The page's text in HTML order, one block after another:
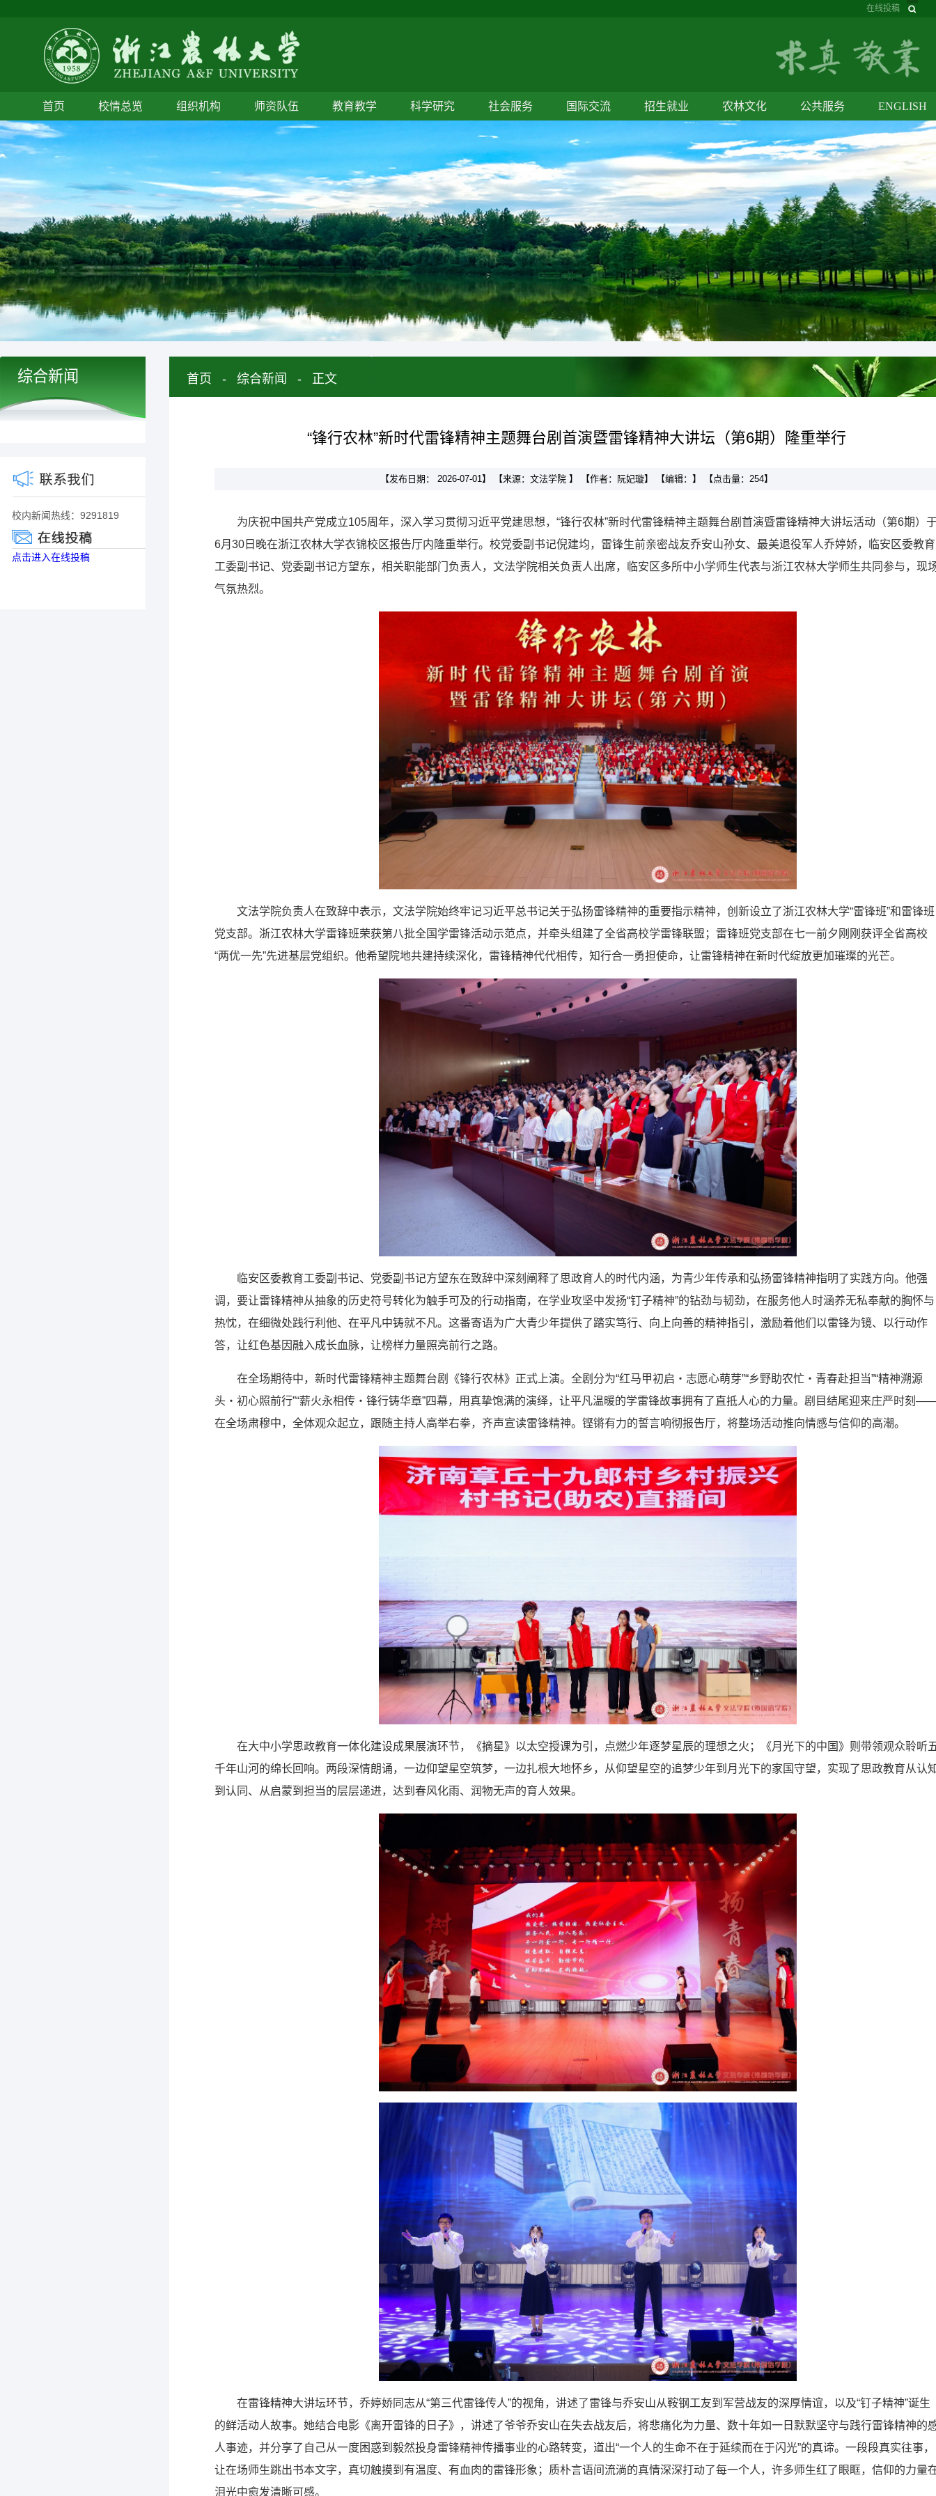
在线投稿
首页 校情总览 组织机构 师资队伍 教育教学 科学研究 社会服务 国际交流 招生就业 农林文化 公共服务 ENGLISH
综合新闻
校内新闻热线：9291819
点击进入在线投稿
首页 - 综合新闻 - 正文
“锋行农林”新时代雷锋精神主题舞台剧首演暨雷锋精神大讲坛（第6期）隆重举行
【发布日期： 2026-07-01】 【来源：文法学院 】 【作者：阮妃璇】 【编辑：】 【点击量： 254】
为庆祝中国共产党成立105周年，深入学习贯彻习近平党建思想，“锋行农林”新时代雷锋精神主题舞台剧首演暨雷锋精神大讲坛活动（第6期）
6月30日晚在浙江农林大学衣锦校区报告厅内隆重举行。校党委副书记倪建均，雷锋生前亲密战友乔安山孙女、最美退役军人乔婷娇，临安区委教育
工委副书记、党委副书记方望东，相关职能部门负责人，文法学院相关负责人出席，临安区多所中小学师生代表与浙江农林大学师生共同参与，现
气氛热烈。
文法学院负责人在致辞中表示，文法学院始终牢记习近平总书记关于弘扬雷锋精神的重要指示精神，创新设立了浙江农林大学“雷锋班”和雷锋班
党支部。浙江农林大学雷锋班荣获第八批全国学雷锋活动示范点，并牵头组建了全省高校学雷锋联盟；雷锋班党支部在七一前夕刚刚获评全省高校
“两优一先”先进基层党组织。他希望院地共建持续深化，雷锋精神代代相传，知行合一勇担使命，让雷锋精神在新时代绽放更加璀璨的光芒。
临安区委教育工委副书记、党委副书记方望东在致辞中深刻阐释了思政育人的时代内涵，为青少年传承和弘扬雷锋精神指明了实践方向。他强
调，要让雷锋精神从抽象的历史符号转化为触手可及的行动指南，在学业攻坚中发扬“钉子精神”的钻劲与韧劲，在服务他人时涵养无私奉献的胸怀与
热忱，在细微处践行利他、在平凡中铸就不凡。这番寄语为广大青少年提供了踏实笃行、向上向善的精神指引，激励着他们以雷锋为镜、以行动作
答，让红色基因融入成长血脉，让榜样力量照亮前行之路。
在全场期待中，新时代雷锋精神主题舞台剧《锋行农林》正式上演。全剧分为“红马甲初启・志愿心萌芽”“乡野助农忙・青春赴担当”“精神溯源
头・初心照前行”“薪火永相传・锋行铸华章”四幕，用真挚饱满的演绎，让平凡温暖的学雷锋故事拥有了直抵人心的力量。剧目结尾迎来庄严时刻
在全场肃穆中，全体观众起立，跟随主持人高举右拳，齐声宣读雷锋精神。铿锵有力的誓言响彻报告厅，将整场活动推向情感与信仰的高潮。
在大中小学思政教育一体化建设成果展演环节，《摘星》以太空授课为引，点燃少年逐梦星辰的理想之火；《月光下的中国》则带领观众聆听
千年山河的绵长回响。两段深情朗诵，一边仰望星空筑梦，一边扎根大地怀乡，从仰望星空的追梦少年到月光下的家国守望，实现了思政教育从认
到认同、从启蒙到担当的层层递进，达到春风化雨、润物无声的育人效果。
在雷锋精神大讲坛环节，乔婷娇同志从“第三代雷锋传人”的视角，讲述了雷锋与乔安山从鞍钢工友到军营战友的深厚情谊，以及“钉子精神”诞生
的鲜活动人故事。她结合电影《离开雷锋的日子》，讲述了爷爷乔安山在失去战友后，将悲痛化为力量、数十年如一日默默坚守与践行雷锋精神的
人事迹，并分享了自己从一度困惑到毅然投身雷锋精神传播事业的心路转变，道出“一个人的生命不在于延续而在于闪光”的真谛。一段段真实往事，
让在场师生跳出书本文字，真切触摸到有温度、有血肉的雷锋形象；质朴言语间流淌的真情深深打动了每一个人，许多师生红了眼眶，信仰的力量
泪光中愈发清晰可感。